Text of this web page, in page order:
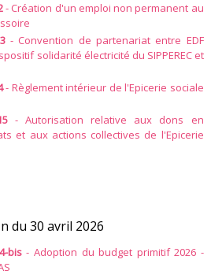
- Création d'un emploi non permanent au
- Convention de partenariat entre EDF
solidarité électricité du SIPPEREC et
- Règlement intérieur de l'Epicerie sociale
- Autorisation relative aux dons en
et aux actions collectives de l'Epicerie
du 30 avril 2026
bis- Adoption du budget primitif 2026 -